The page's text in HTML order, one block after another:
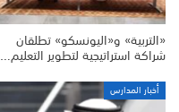
«التربية» و«اليونسكو» تطلقان
شراكة استراتيجية لتطوير التعليم…
أخبار المدارس